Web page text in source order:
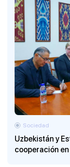
Uzbekistán y
cooperación
Sociedad